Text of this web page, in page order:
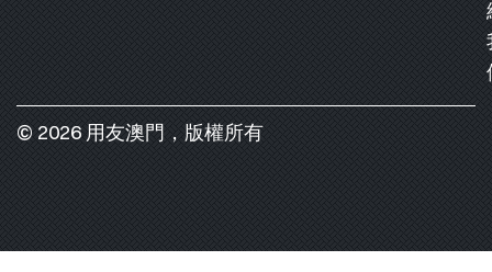
© 2026 用友澳門，版權所有